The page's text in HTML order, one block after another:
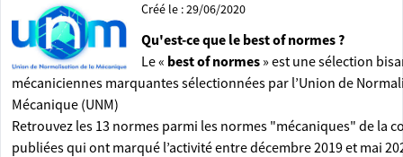
Créé le : 29/06/2020
Qu'est-ce que le best of normes ?
Le « best of normes » est une sélection
mécaniciennes marquantes sélectionnées par l’Union de
Mécanique (UNM)
Retrouvez les 13 normes parmi les normes "mécaniques" de la
publiées qui ont marqué l’activité entre décembre 2019 et mai